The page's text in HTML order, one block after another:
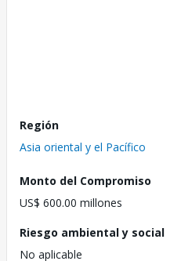
Región
Asia oriental y el Pacífico
Monto del Compromiso
US$ 600.00 millones
Riesgo ambiental y social
No aplicable